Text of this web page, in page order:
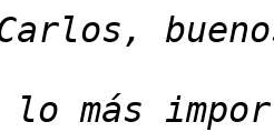
lo más